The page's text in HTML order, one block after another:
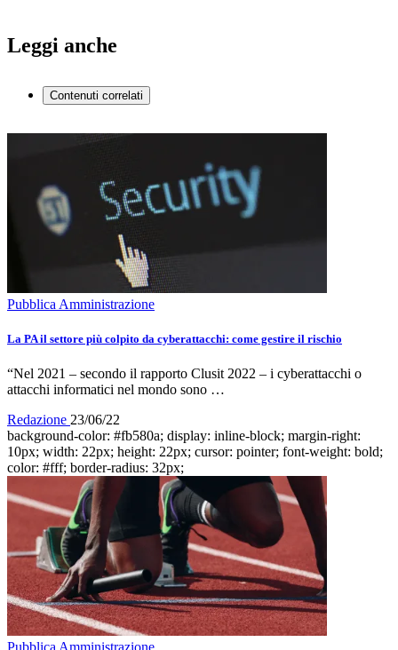
Leggi anche
Contenuti correlati
Pubblica Amministrazione
La PA il settore più colpito da cyberattacchi: come gestire il rischio
“Nel 2021 – secondo il rapporto Clusit 2022 – i cyberattacchi o
attacchi informatici nel mondo sono …
Redazione 23/06/22
background-color: #fb580a; display: inline-block; margin-right:
10px; width: 22px; height: 22px; cursor: pointer; font-weight: bold;
color: #fff; border-radius: 32px;
Pubblica Amministrazione